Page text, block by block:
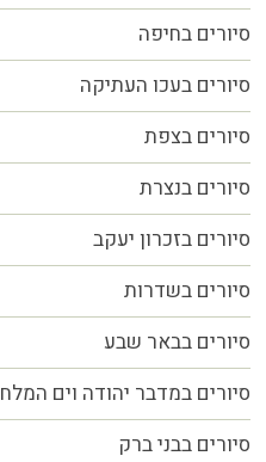
סיורים בחיפה
סיורים בעכו העתיקה
סיורים בצפת
סיורים בנצרת
סיורים בזכרון יעקב
סיורים בשדרות
סיורים בבאר שבע
סיורים במדבר יהודה וים המלח
סיורים בבני ברק